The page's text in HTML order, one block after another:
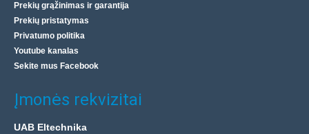
Prekių grąžinimas ir garantija
Prekių pristatymas
Privatumo politika
Youtube kanalas
Sekite mus Facebook
Įmonės rekvizitai
UAB Eltechnika